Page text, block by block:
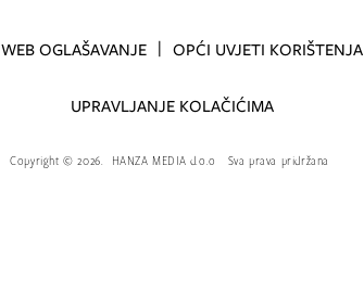
WEB OGLAŠAVANJE OPĆI UVJETI KORIŠTENJA
UPRAVLJANJE KOLAČIĆIMA
Copyright© 2026. HANZA MEDIA d.o.o Sva prava pridržana